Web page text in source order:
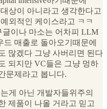
상이 아니라고 생각한다고
외적인 케이스라고 ㅋㅋ
글이나 마소는 어차피 LLM
매출로 돌아오기때문에
많겠다 그냥 사버리면 된다
되지만 VC들은 그냥 멍하
문제라고 봅니다.
게 아닌 개발자들위주의
제품이 나올 거라고 믿고